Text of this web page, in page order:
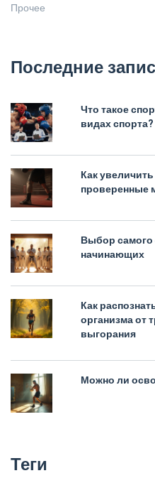
Прочее
Последние
Что такое
видах спорта?
Как
проверенные
Выбор самого
начинающих
Как
организма от
выгорания
Можно ли
Теги